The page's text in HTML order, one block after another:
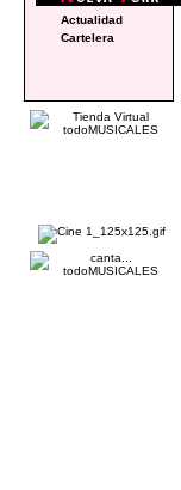
Actualidad
Cartelera